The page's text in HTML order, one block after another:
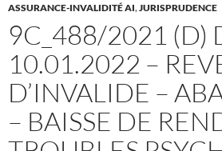
ASSURANCE-INVALIDITÉ AI,JURISPRUDENCE
9C_488/2021 (D)
10.01.2022 –
D’INVALIDE –
– BAISSE DE